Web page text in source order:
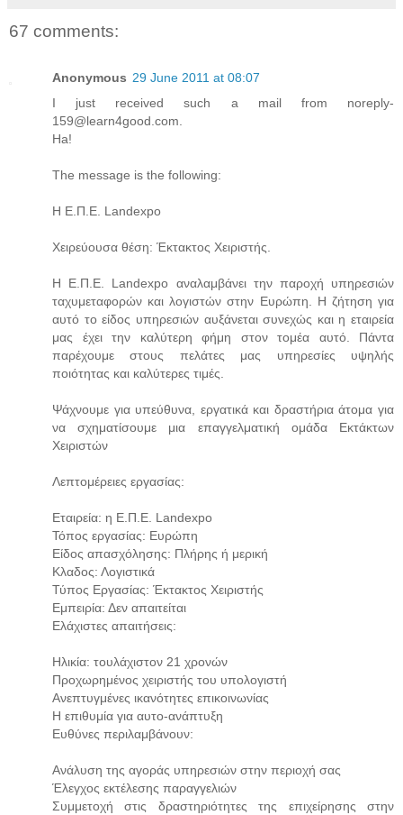
67 comments:
Anonymous 29 June 2011 at 08:07
I just received such a mail from noreply-
159@learn4good.com.
Ha!
The message is the following:
Η Ε.Π.Ε. Landexpo
Χειρεύουσα θέση: Έκτακτος Χειριστής.
Η Ε.Π.Ε. Landexpo αναλαμβάνει την παροχή υπηρεσιών
ταχυμεταφορών και λογιστών στην Ευρώπη. Η ζήτηση για
αυτό το είδος υπηρεσιών αυξάνεται συνεχώς και η εταιρεία
μας έχει την καλύτερη φήμη στον τομέα αυτό. Πάντα
παρέχουμε στους πελάτες μας υπηρεσίες υψηλής
ποιότητας και καλύτερες τιμές.
Ψάχνουμε για υπεύθυνα, εργατικά και δραστήρια άτομα για
να σχηματίσουμε μια επαγγελματική ομάδα Εκτάκτων
Χειριστών
Λεπτομέρειες εργασίας:
Εταιρεία: η Ε.Π.Ε. Landexpo
Τόπος εργασίας: Ευρώπη
Είδος απασχόλησης: Πλήρης ή μερική
Κλαδος: Λογιστικά
Τύπος Εργασίας: Έκτακτος Χειριστής
Εμπειρία: Δεν απαιτείται
Ελάχιστες απαιτήσεις:
Ηλικία: τουλάχιστον 21 χρονών
Προχωρημένος χειριστής του υπολογιστή
Ανεπτυγμένες ικανότητες επικοινωνίας
Η επιθυμία για αυτο-ανάπτυξη
Ευθύνες περιλαμβάνουν:
Ανάλυση της αγοράς υπηρεσιών στην περιοχή σας
Έλεγχος εκτέλεσης παραγγελιών
Συμμετοχή στις δραστηριότητες της επιχείρησης στην